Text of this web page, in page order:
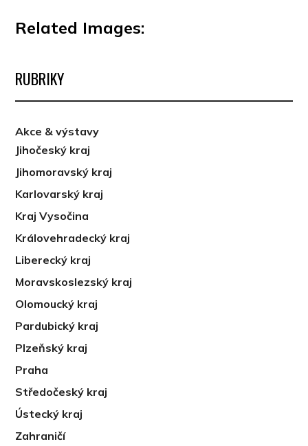
Related Images:
RUBRIKY
Akce & výstavy
Jihočeský kraj
Jihomoravský kraj
Karlovarský kraj
Kraj Vysočina
Královehradecký kraj
Liberecký kraj
Moravskoslezský kraj
Olomoucký kraj
Pardubický kraj
Plzeňský kraj
Praha
Středočeský kraj
Ústecký kraj
Zahraničí